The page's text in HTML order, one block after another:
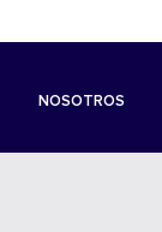
NOSOTROS